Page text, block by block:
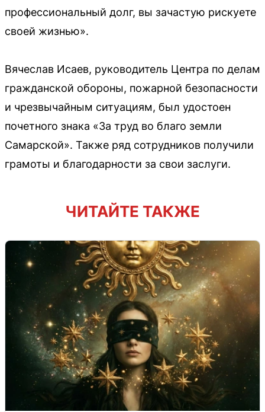
профессиональный долг, вы зачастую рискуете
своей жизнью».
Вячеслав Исаев, руководитель Центра по делам
гражданской обороны, пожарной безопасности
и чрезвычайным ситуациям, был удостоен
почетного знака «За труд во благо земли
Самарской». Также ряд сотрудников получили
грамоты и благодарности за свои заслуги.
ЧИТАЙТЕ ТАКЖЕ